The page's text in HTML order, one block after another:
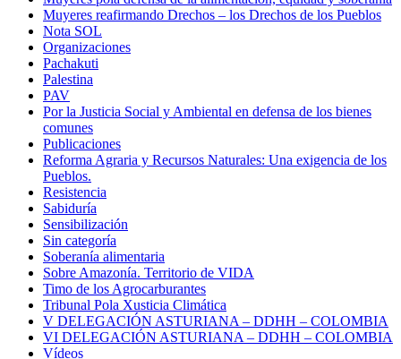
Muyeres reafirmando Drechos – los Drechos de los Pueblos
Nota SOL
Organizaciones
Pachakuti
Palestina
PAV
Por la Justicia Social y Ambiental en defensa de los bienes
comunes
Publicaciones
Reforma Agraria y Recursos Naturales: Una exigencia de los
Pueblos.
Resistencia
Sabiduría
Sensibilización
Sin categoría
Soberanía alimentaria
Sobre Amazonía. Territorio de VIDA
Timo de los Agrocarburantes
Tribunal Pola Xusticia Climática
V DELEGACIÓN ASTURIANA – DDHH – COLOMBIA
VI DELEGACIÓN ASTURIANA – DDHH – COLOMBIA
Vídeos